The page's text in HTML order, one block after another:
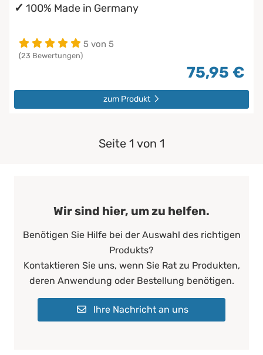
100% Made in Germany
5 von 5
(23 Bewertungen)
75,95 €
zum Produkt
Seite 1 von 1
Wir sind hier, um zu helfen.
Benötigen Sie Hilfe bei der Auswahl des richtigen
Produkts?
Kontaktieren Sie uns, wenn Sie Rat zu Produkten,
deren Anwendung oder Bestellung benötigen.
Ihre Nachricht an uns